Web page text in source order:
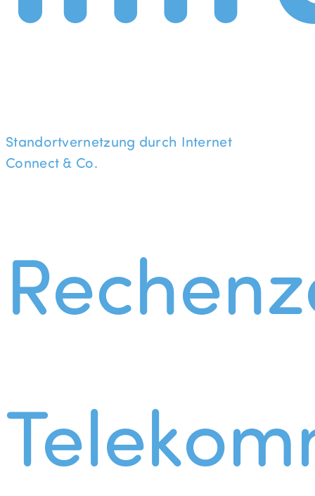
Standortvernetzung durch Internet
Connect & Co.